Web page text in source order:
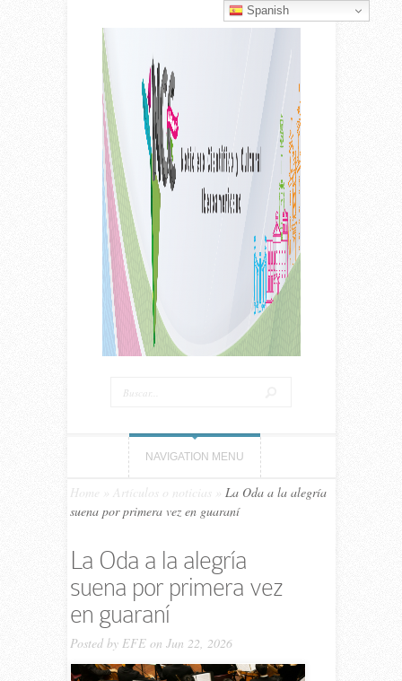
NAVIGATION MENU
Home Artículos o noticias
La Oda a la alegría
suena por primera vez en guaraní
La Oda a la alegría
suena por primera vez
en guaraní
Posted by EFEon Jun 22, 2026
Spanish